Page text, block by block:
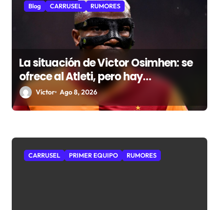
a
Blog CARRUSEL RUMORES
La situación de Victor Osimhen: se
ofrece al Atleti, pero hay
obstáculos de sobra
Víctor Ago 8, 2026
CARRUSEL PRIMER EQUIPO RUMORES